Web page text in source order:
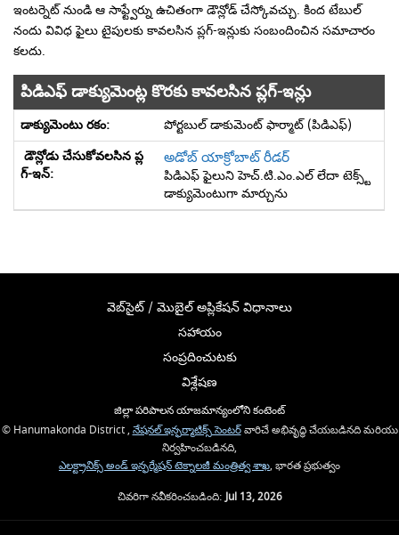
ఇంటర్నెట్ నుండి ఆ సాఫ్ట్వేర్ను ఉచితంగా డౌన్లోడ్ చేస్కోవచ్చు. కింద టేబుల్
నందు వివిధ ఫైలు టైపులకు కావలసిన ప్లగ్-ఇన్లుకు సంబందించిన సమాచారం
కలదు.
పిడిఎఫ్ డాక్యుమెంట్ల కొరకు కావలసిన ప్లగ్-ఇన్లు
పోర్టబుల్ డాకుమెంట్ ఫార్మాట్ (పిడిఎఫ్)
అడోబ్ యాక్రోబాట్ రీడర్
పిడిఎఫ్ ఫైలుని హెచ్.టి.ఎం.ఎల్ లేదా టెక్స్ట్
డాక్యుమెంటుగా మార్చును
వెబ్‌సైట్ / మొబైల్ అప్లికేషన్ విధానాలు
సహాయం
సంప్రదించుటకు
విశ్లేషణ
జిల్లా పరిపాలన యాజమాన్యంలోని కంటెంట్
© Hanumakonda District , నేషనల్ ఇన్ఫర్మాటిక్స్ సెంటర్వారిచే అభివృద్ధి చేయబడినది మరియు
నిర్వహించబడినది,
ఎలక్ట్రానిక్స్ అండ్ ఇన్ఫర్మేషన్ టెక్నాలజీ మంత్రిత్వ శాఖ, భారత ప్రభుత్వం
చివరిగా నవీకరించబడింది:Jul 13, 2026